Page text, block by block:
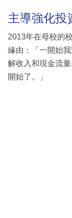
主導強化投
2013年在母校的
緣由：「一開始
解收入和現金流
開始了。」